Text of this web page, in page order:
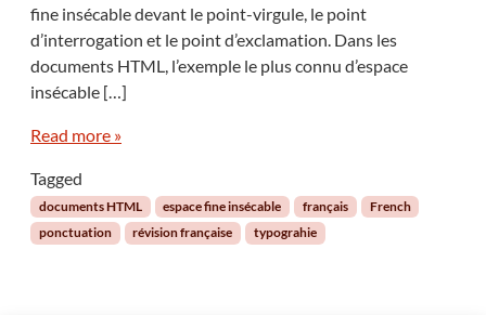
fine insécable devant le point-virgule, le point
d’interrogation et le point d’exclamation. Dans les
documents HTML, l’exemple le plus connu d’espace
insécable […]
Read more »
Tagged
documents HTML espace fine insécable français
French
ponctuation
révision française typograhie